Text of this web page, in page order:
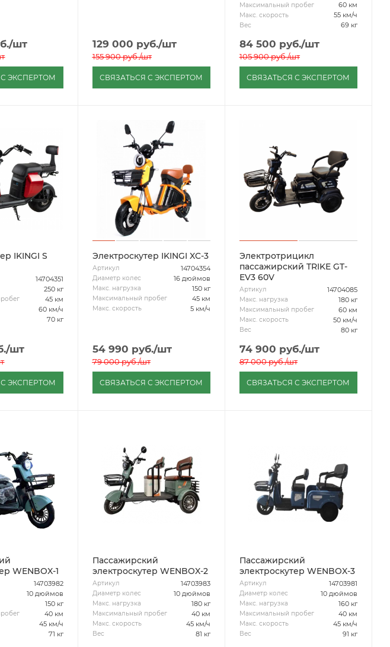
/шт
ЭКСПЕРТОМ
129 000 руб./шт
155 900руб./шт
СВЯЗАТЬСЯ С ЭКСПЕРТОМ
Максимальный пробег 60 км
Макс. скорость 55 км/ч
Вес 69 кг
84 500 руб./шт
105 900руб./шт
СВЯЗАТЬСЯ С ЭКСПЕРТОМ
IKINGI S
14704351
250 кг
45 км
60 км/ч
70 кг
/шт
ЭКСПЕРТОМ
Электроскутер IKINGI XC-3
Артикул 14704354
Диаметр колес 16 дюймов
Макс. нагрузка 150 кг
Максимальный пробег 45 км
Макс. скорость 5 км/ч
54 990 руб./шт
79 000руб./шт
СВЯЗАТЬСЯ С ЭКСПЕРТОМ
Электротрицикл
пассажирский TRIKE GT-
EV3 60V
Артикул 14704085
Макс. нагрузка 180 кг
Максимальный пробег 60 км
Макс. скорость 50 км/ч
Вес 80 кг
74 900 руб./шт
87 000руб./шт
СВЯЗАТЬСЯ С ЭКСПЕРТОМ
WENBOX-1
14703982
10 дюймов
150 кг
40 км
45 км/ч
71 кг
Пассажирский
электроскутер WENBOX-2
Артикул 14703983
Диаметр колес 10 дюймов
Макс. нагрузка 180 кг
Максимальный пробег 40 км
Макс. скорость 45 км/ч
Вес 81 кг
Пассажирский
электроскутер WENBOX-3
Артикул 14703981
Диаметр колес 10 дюймов
Макс. нагрузка 160 кг
Максимальный пробег 40 км
Макс. скорость 45 км/ч
Вес 91 кг